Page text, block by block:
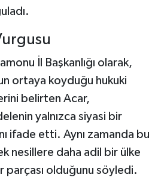
İl Başkanlığı olarak,
ortaya koyduğu hukuki
belirten Acar,
yalnızca siyasi bir
ifade etti. Aynı zamanda bu
nesillere daha adil bir ülke
parçası olduğunu söyledi.